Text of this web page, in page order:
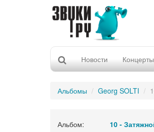
Новости Концерты
Альбомы Georg SOLTI
Альбом: 10 -